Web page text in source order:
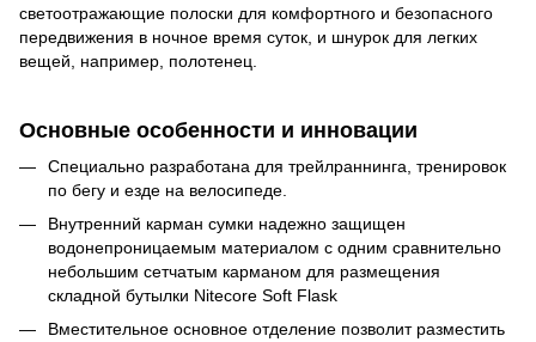
светоотражающие полоски для комфортного и безопасного
передвижения в ночное время суток, и шнурок для легких
вещей, например, полотенец.
Основные особенности и инновации
Специально разработана для трейлраннинга, тренировок
по бегу и езде на велосипеде.
Внутренний карман сумки надежно защищен
водонепроницаемым материалом с одним сравнительно
небольшим сетчатым карманом для размещения
складной бутылки Nitecore Soft Flask
Вместительное основное отделение позволит разместить